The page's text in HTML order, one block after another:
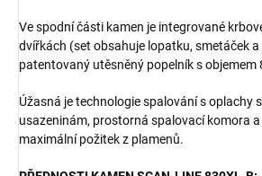
Ve spodní části kamen je integrované
dvířkách (set obsahuje lopatku, smetáček
patentovaný utěsněný popelník s objemem
Úžasná je technologie spalování s oplachy
usazeninám, prostorná spalovací komora a
maximální požitek z plamenů.